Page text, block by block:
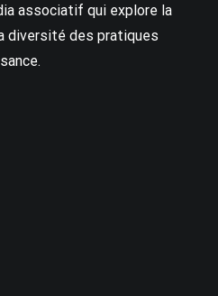
associatif qui explore la
diversité des pratiques